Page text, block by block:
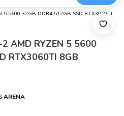
2 AMD RYZEN 5 5600
RTX3060TI 8GB
ARENA